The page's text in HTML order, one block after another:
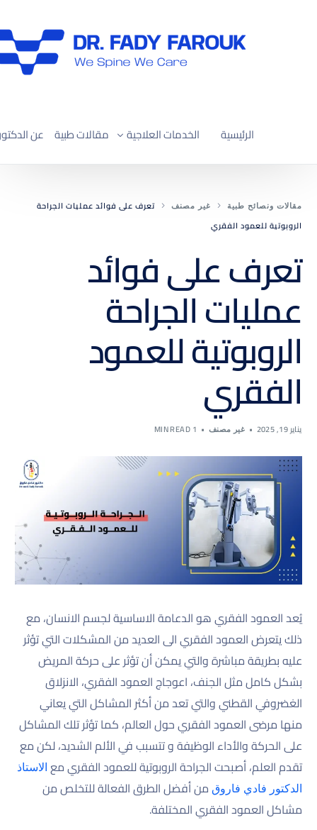
الرئيسية الخدمات العلاجية
تصحيح الجنف واعوجاج العمود الفقري
مقالات طبية عن
مقالات ونصائح طبية غير مصنف
تعرف على فوائد عمليات الجراحة
الروبوتية للعمود الفقري
تعرف على فوائد
عمليات الجراحة
الروبوتية للعمود
الفقري
يناير 19, 2025 غير مصنف 1 MIN READ
يُعد العمود الفقري هو الدعامة الاساسية لجسم الانسان، مع
ذلك يتعرض العمود الفقري الى العديد من المشكلات التي تؤثر
عليه بطريقة مباشرة والتي يمكن أن تؤثر على حركة المريض
بشكل كامل مثل الجنف، اعوجاج العمود الفقري، الانزلاق
الغضروفي القطني والتي تعد من أكثر المشاكل التي يعاني
منها مرضى العمود الفقري حول العالم، كما تؤثر تلك المشاكل
على الحركة والأداء الوظيفة و تتسبب في الألم الشديد، لكن مع
تقدم العلم، أصبحت الجراحة الروبوتية للعمود الفقري مع الاستاذ
الدكتور فادي فاروق من أفضل الطرق الفعالة للتخلص من
مشاكل العمود الفقري المختلفة.